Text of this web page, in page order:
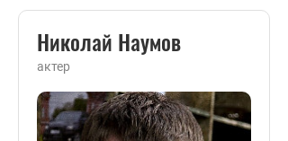
Николай Наумов
актер